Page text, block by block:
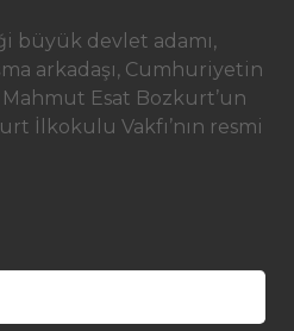
büyük devlet adamı,
arkadaşı, Cumhuriyetin
Esat Bozkurt’un
İlkokulu Vakfı’nın resmi